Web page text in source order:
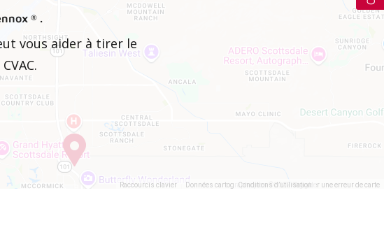
® .
vous aider à tirer le
Raccourcis clavier Données cartographiques ©2022 Google
Conditions d’utilisationSignaler une erreur de carte